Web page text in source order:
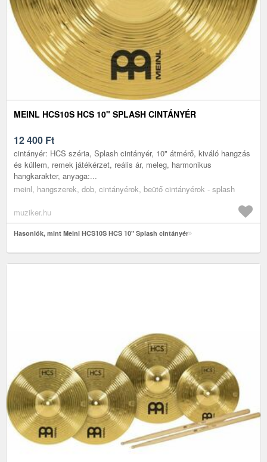
MEINL HCS10S HCS 10" SPLASH CINTÁNYÉR
12 400 Ft
cintányér: HCS széria, Splash cintányér, 10" átmérő, kiváló hangzás
és küllem, remek játékérzet, reális ár, meleg, harmonikus
hangkarakter, anyaga:...
meinl, hangszerek, dob, cintányérok, beütő cintányérok - splash
muziker.hu
Hasonlók, mint Meinl HCS10S HCS 10" Splash cintányér